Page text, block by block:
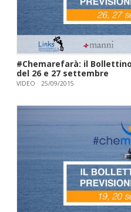
#Chemarefarà: il
del 26 e 27 settembre
VIDEO 25/09/2015